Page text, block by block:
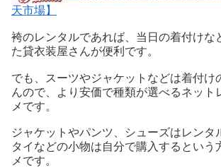
天市場】
袴のレンタルであれば、当日の着付けな
た貸衣装屋さんが便利です。
でも、スーツやジャケットなどは着付け
んので、より安価で種類が選べるネット
メです。
ジャケットやパンツ、シューズはレンタ
タイなどの小物は自分で購入するという
メです。